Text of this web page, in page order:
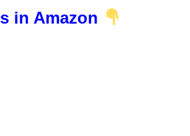
in Amazon